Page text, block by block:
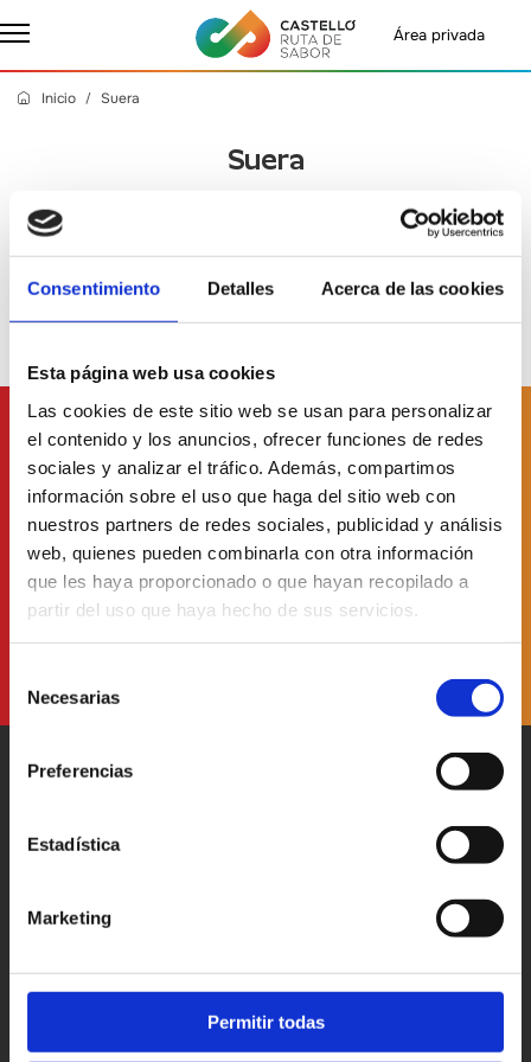
Consentimiento Detalles Acerca de las cookies
Esta página web usa cookies
Las cookies de este sitio web se usan para personalizar
el contenido y los anuncios, ofrecer funciones de redes
sociales y analizar el tráfico. Además, compartimos
información sobre el uso que haga del sitio web con
nuestros partners de redes sociales, publicidad y análisis
web, quienes pueden combinarla con otra información
que les haya proporcionado o que hayan recopilado a
partir del uso que haya hecho de sus servicios.
consentimiento
Necesarias
Preferencias
Estadística
Marketing
Permitir todas
Área privada
Inicio Suera
Suera
- Castelló Ruta de Sabor
Suscríbete anuestro boletín
He leído y aceptola Política de Protección de Datos
T. 964 35 96 00
castellorutadesabor@dipcas.es